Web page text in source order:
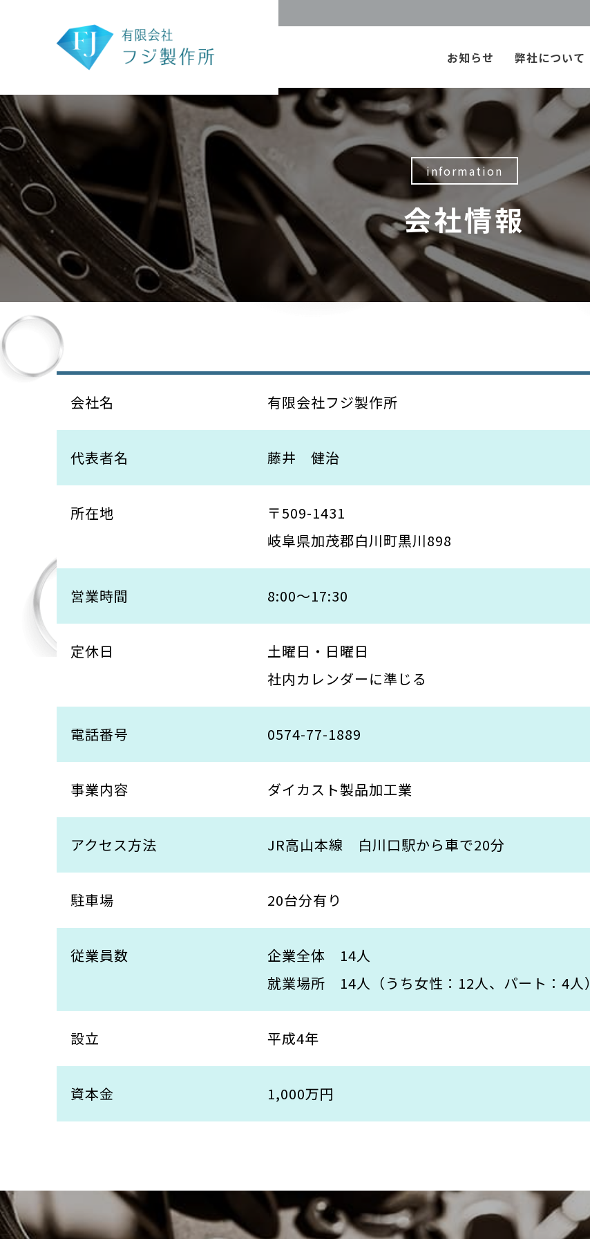
お知らせ 弊社について
information
会社情報
会社名 有限会社フジ製作所
代表者名 藤井 健治
所在地
〒509-1431
岐阜県加茂郡白川町黒川898
営業時間 8:00～17:30
定休日
土曜日・日曜日
社内カレンダーに準じる
電話番号 0574-77-1889
事業内容 ダイカスト製品加工業
アクセス方法 JR高山本線 白川口駅から車で20分
駐車場 20台分有り
従業員数
企業全体 14人
就業場所 14人（うち女性：12人、パート：4人）
設立 平成4年
資本金 1,000万円